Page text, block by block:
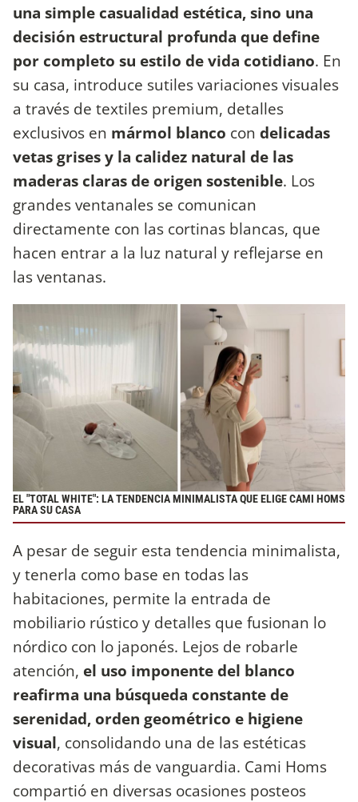
una simple casualidad estética, sino una
decisión estructural profunda que define
por completo su estilo de vida cotidiano. En
su casa, introduce sutiles variaciones visuales
a través de textiles premium, detalles
exclusivos en mármol blanco con delicadas
vetas grises y la calidez natural de las
maderas claras de origen sostenible. Los
grandes ventanales se comunican
directamente con las cortinas blancas, que
hacen entrar a la luz natural y reflejarse en
las ventanas.
EL "TOTAL WHITE": LA TENDENCIA MINIMALISTA QUE ELIGE CAMI HOMS
PARA SU CASA
A pesar de seguir esta tendencia minimalista,
y tenerla como base en todas las
habitaciones, permite la entrada de
mobiliario rústico y detalles que fusionan lo
nórdico con lo japonés. Lejos de robarle
atención, el uso imponente del blanco
reafirma una búsqueda constante de
serenidad, orden geométrico e higiene
visual, consolidando una de las estéticas
decorativas más de vanguardia. Cami Homs
compartió en diversas ocasiones posteos